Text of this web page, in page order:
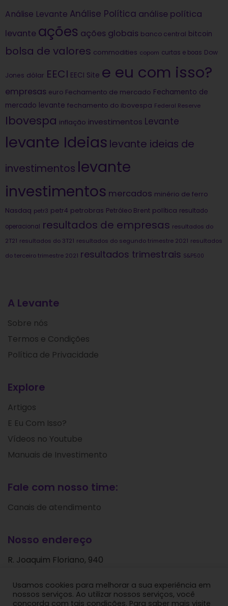
Análise Levante Análise Política análise política
levante ações ações globais banco central bitcoin
bolsa de valores commodities copom curtas e boas Dow
Jones dólar EECI EECI Site e eu com isso?
empresas euro Fechamento de mercado Fechamento de
mercado levante fechamento do ibovespa Federal Reserve
Ibovespa inflação investimentos Levante
levante Ideias levante ideias de
investimentos levante
investimentos mercados minério de ferro
Nasdaq petr3 petr4 petrobras Petróleo Brent política resultado
operacional resultados de empresas resultados do
2T21 resultados do 3T21 resultados do segundo trimestre 2021 resultados
do terceiro trimestre 2021 resultados trimestrais S&P500
A Levante
Sobre nós
Termos e Condições
Política de Privacidade
Explore
Artigos
E Eu Com Isso?
Vídeos no Youtube
Manuais de Investimento
Fale com nosso time:
Canais de atendimento
Nosso endereço
R. Joaquim Floriano, 940
São Paulo - SP
CEP: 04534-004
Usamos cookies para melhorar a sua experiência em
nossos serviços. Ao utilizar nossos serviços, você
concorda com tais condições. Para saber mais visite